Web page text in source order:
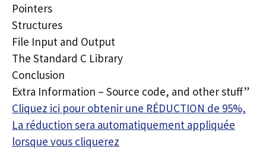
Pointers
Structures
File Input and Output
The Standard C Library
Conclusion
Extra Information – Source code, and other stuff”
Cliquez ici pour obtenir une RÉDUCTION de 95%,
La réduction sera automatiquement appliquée
lorsque vous cliquerez